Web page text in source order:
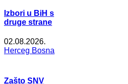
Izbori u BiH s
druge strane
02.08.2026.
Herceg Bosna
Zašto SNV